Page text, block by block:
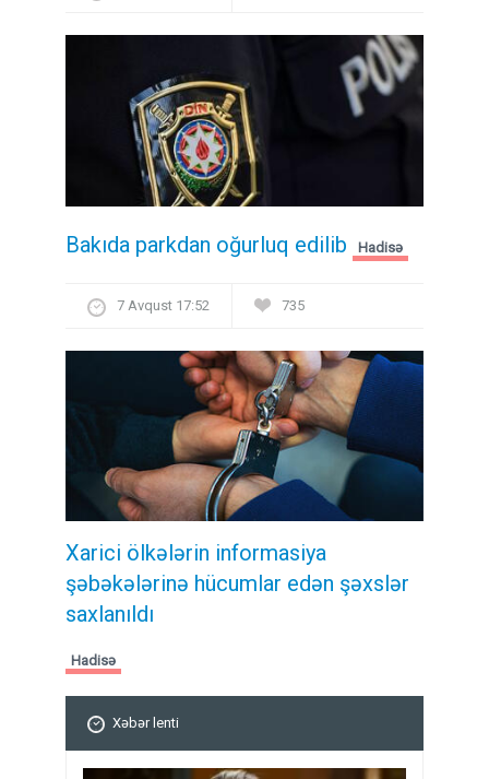
Bakıda parkdan oğurluq edilib Hadisə
7 Avqust 17:52 735
Xarici ölkələrin informasiya
şəbəkələrinə hücumlar edən şəxslər
saxlanıldı
Hadisə
Xəbər lenti